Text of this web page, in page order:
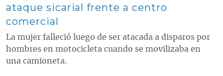
ataque sicarial frente a centro
comercial
La mujer falleció luego de ser atacada a disparos por
hombres en motocicleta cuando se movilizaba en
una camioneta.